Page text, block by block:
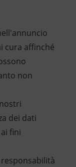
cura affinché
non
dei dati
fini